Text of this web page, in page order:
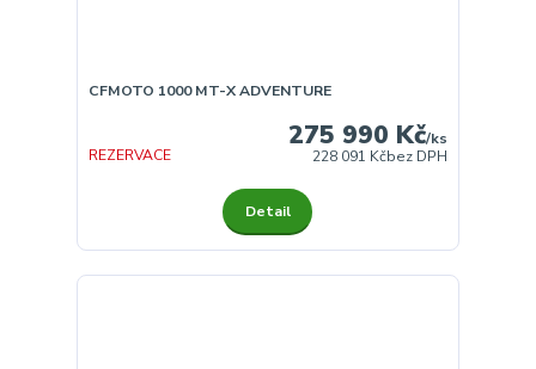
CFMOTO 1000 MT-X ADVENTURE
275 990 Kč/ks
228 091 Kčbez DPH
REZERVACE
Detail